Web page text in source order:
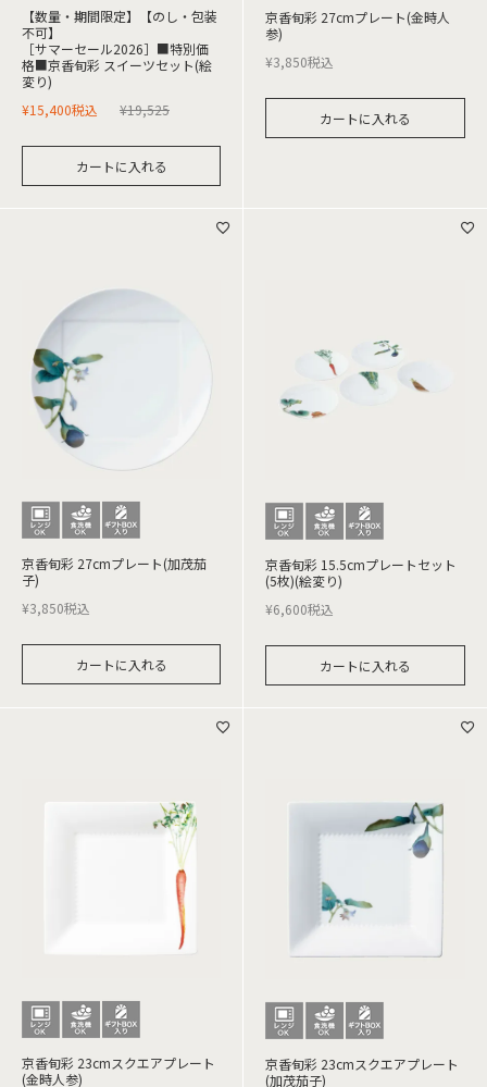
【数量・期間限定】【のし・包装
不可】
［サマーセール2026］■特別価
格■京香旬彩 スイーツセット(絵
変り)
¥19,525
¥15,400税込
カートに入れる
京香旬彩 27cmプレート(金時人
参)
¥3,850税込
カートに入れる
京香旬彩 27cmプレート(加茂茄
子)
¥3,850税込
カートに入れる
京香旬彩 15.5cmプレートセット
(5枚)(絵変り)
¥6,600税込
カートに入れる
京香旬彩 23cmスクエアプレート
(金時人参)
京香旬彩 23cmスクエアプレート
(加茂茄子)